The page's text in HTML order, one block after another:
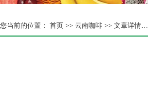
您当前的位置： 首页 >> 云南咖啡 >> 文章详情…